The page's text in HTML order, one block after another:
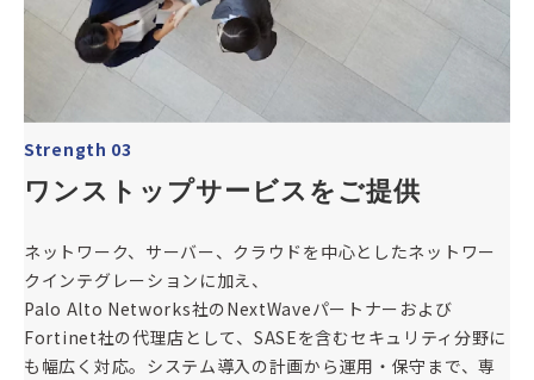
Strength 03
ワンストップサービスをご提供
ネットワーク、サーバー、クラウドを中心としたネットワー
クインテグレーションに加え、
Palo Alto Networks社のNextWaveパートナーおよび
Fortinet社の代理店として、SASEを含むセキュリティ分野に
も幅広く対応。システム導入の計画から運用・保守まで、専